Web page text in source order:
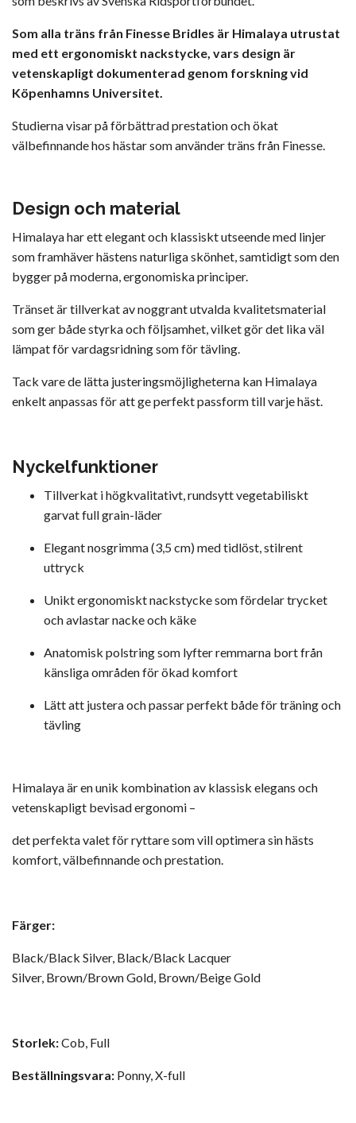
Som alla träns från Finesse Bridles är Himalaya utrustat
med ett ergonomiskt nackstycke, vars design är
vetenskapligt dokumenterad genom forskning vid
Köpenhamns Universitet.
Studierna visar på förbättrad prestation och ökat
välbefinnande hos hästar som använder träns från Finesse.
Design och material
Himalaya har ett elegant och klassiskt utseende med linjer
som framhäver hästens naturliga skönhet, samtidigt som den
bygger på moderna, ergonomiska principer.
Tränset är tillverkat av noggrant utvalda kvalitetsmaterial
som ger både styrka och följsamhet, vilket gör det lika väl
lämpat för vardagsridning som för tävling.
Tack vare de lätta justeringsmöjligheterna kan Himalaya
enkelt anpassas för att ge perfekt passform till varje häst.
Nyckelfunktioner
Tillverkat i högkvalitativt, rundsytt vegetabiliskt
garvat full grain-läder
Elegant nosgrimma (3,5 cm) med tidlöst, stilrent
uttryck
Unikt ergonomiskt nackstycke som fördelar trycket
och avlastar nacke och käke
Anatomisk polstring som lyfter remmarna bort från
känsliga områden för ökad komfort
Lätt att justera och passar perfekt både för träning och
tävling
Himalaya är en unik kombination av klassisk elegans och
vetenskapligt bevisad ergonomi –
det perfekta valet för ryttare som vill optimera sin hästs
komfort, välbefinnande och prestation.
Färger:
Black/Black Silver, Black/Black Lacquer
Silver, Brown/Brown Gold, Brown/Beige Gold
Storlek:Cob, Full
Beställningsvara: Ponny, X-full